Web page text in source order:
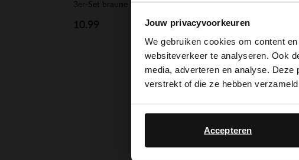
Jouw privacyvoorkeuren
We gebruiken cookies om content
websiteverkeer te analyseren. Ook
media, adverteren en analyse.
verstrekt of die ze hebben
Accepteren
3er-Set braune Socken
10.99
Braune
9.99
It